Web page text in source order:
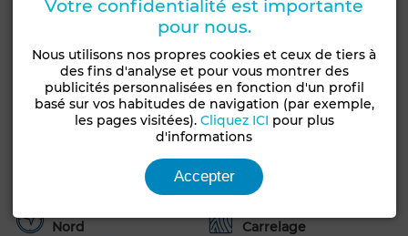
Caractéristiques générales
Type de bien
Appartement
Etat
Jamais habité /
rénové
Nord Carrelage
Votre confidentialité est importante
pour nous.
Nous utilisons nos propres cookies et ceux de tiers à
des fins d'analyse et pour vous montrer des
publicités personnalisées en fonction d'un profil
basé sur vos habitudes de navigation (par exemple,
les pages visitées). Cliquez ICI pour plus
d'informations
Accepter